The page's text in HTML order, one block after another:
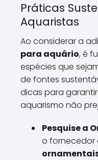
Práticas
Aquaristas
Ao considerar a
para aquário, é
espécies que
de fontes
dicas para
aquarismo não
Pesquise a
o fornecedor